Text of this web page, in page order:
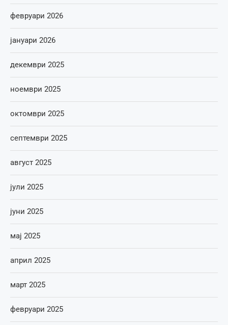
февруари 2026
јануари 2026
декември 2025
ноември 2025
октомври 2025
септември 2025
август 2025
јули 2025
јуни 2025
мај 2025
април 2025
март 2025
февруари 2025